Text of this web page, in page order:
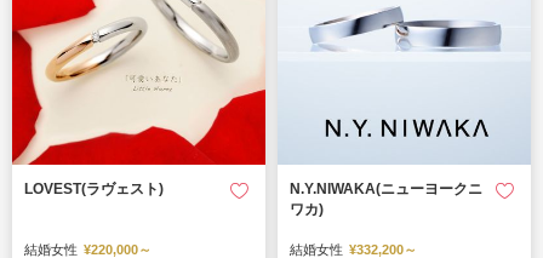
LOVEST(ラヴェスト)
結婚女性 ¥220,000～
N.Y.NIWAKA(ニューヨークニ
ワカ)
結婚女性 ¥332,200～